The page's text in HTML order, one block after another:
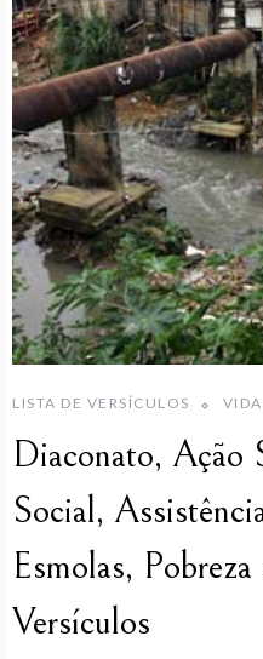
LISTA DE VERSÍCULOS
Diaconato, Ação
Social,
Esmolas,
Versículos